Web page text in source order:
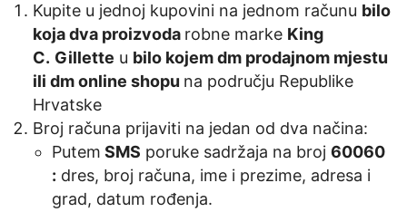
Kupite u jednoj kupovini na jednom računu bilo
koja dva proizvoda robne marke King
C. Gillette u bilo kojem dm prodajnom mjestu
ili dm online shopu na području Republike
Hrvatske
Broj računa prijaviti na jedan od dva načina:
Putem SMS poruke sadržaja na broj 60060
: dres, broj računa, ime i prezime, adresa i
grad, datum rođenja.